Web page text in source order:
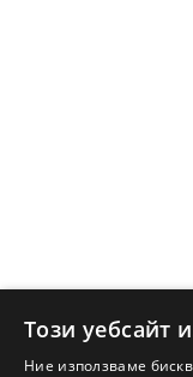
Този уебсайт
Ние използваме